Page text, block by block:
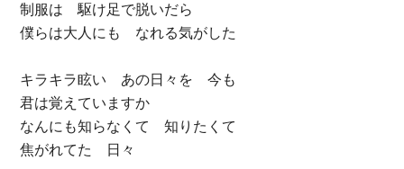
制服は 駆け足で脱いだら
僕らは大人にも なれる気がした
キラキラ眩い あの日々を 今も
君は覚えていますか
なんにも知らなくて 知りたくて
焦がれてた 日々